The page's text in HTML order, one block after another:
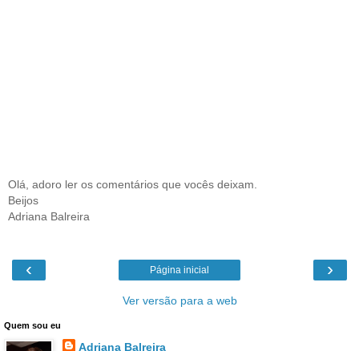
Olá, adoro ler os comentários que vocês deixam.
Beijos
Adriana Balreira
‹ ›
Página inicial
Ver versão para a web
Quem sou eu
Adriana Balreira